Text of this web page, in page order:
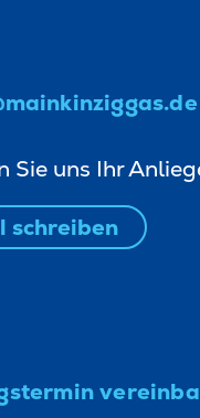
Sie uns Ihr
schreiben